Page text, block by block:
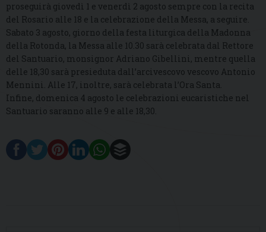
proseguirà giovedì 1 e venerdì 2 agosto sempre con la recita
del Rosario alle 18 e la celebrazione della Messa, a seguire.
Sabato 3 agosto, giorno della festa liturgica della Madonna
della Rotonda, la Messa alle 10.30 sarà celebrata dal Rettore
del Santuario, monsignor Adriano Gibellini, mentre quella
delle 18,30 sarà presieduta dall’arcivescovo vescovo Antonio
Mennini. Alle 17, inoltre, sarà celebrata l’Ora Santa.
Infine, domenica 4 agosto le celebrazioni eucaristiche nel
Santuario saranno alle 9 e alle 18,30.